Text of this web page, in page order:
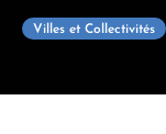
Villes et Collectivités